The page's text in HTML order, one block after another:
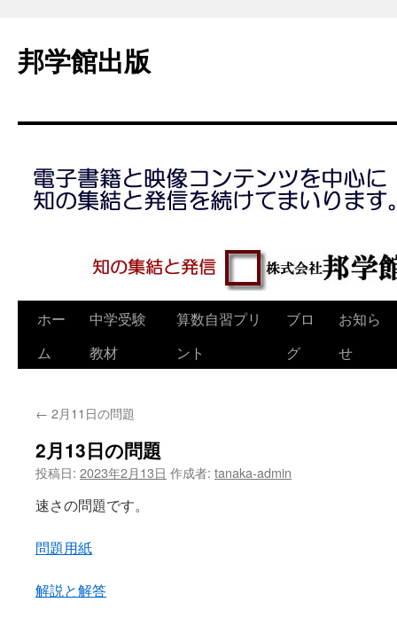
テ
ン
ス
邦学館出版
ホー
ム
中学受験
教材
算数自習プリ
ント
ブロ
グ
お知ら
せ
← 2月11日の問題
2月13日の問題
投稿日: 2023年2月13日 作成者: tanaka-admin
速さの問題です。
問題用紙
解説と解答